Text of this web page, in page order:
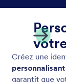
Adjust